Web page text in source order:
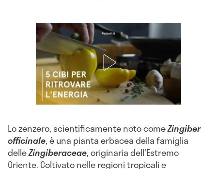
Lo zenzero, scientificamente noto comeZingiber
officinale, è una pianta erbacea della famiglia
delleZingiberaceae, originaria dell'Estremo
Oriente. Coltivato nelle regioni tropicali e